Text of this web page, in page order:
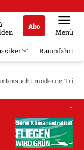
Abo
Menü
Raumfahrt
moderne
1